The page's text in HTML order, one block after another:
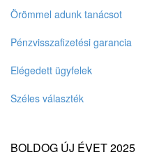
Örömmel adunk tanácsot
Pénzvisszafizetési garancia
Elégedett ügyfelek
Széles választék
BOLDOG ÚJ ÉVET 2025